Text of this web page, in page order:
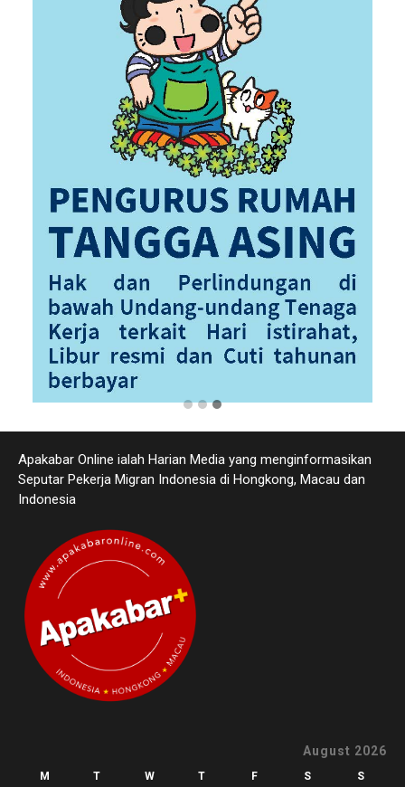
Apakabar Online ialah Harian Media yang menginformasikan
Seputar Pekerja Migran Indonesia di Hongkong, Macau dan
Indonesia
August 2026
M T W T F S S